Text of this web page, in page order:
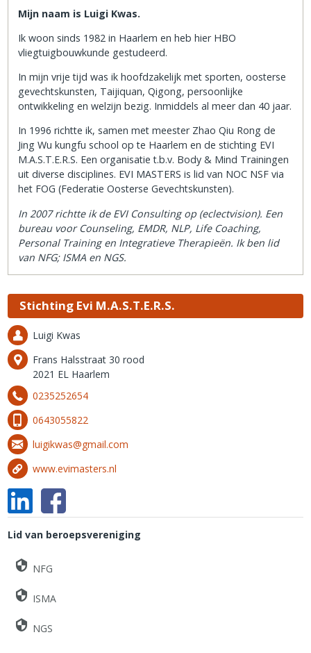
Mijn naam is Luigi Kwas.
Ik woon sinds 1982 in Haarlem en heb hier HBO
vliegtuigbouwkunde gestudeerd.
In mijn vrije tijd was ik hoofdzakelijk met sporten, oosterse
gevechtskunsten, Taijiquan, Qigong, persoonlijke
ontwikkeling en welzijn bezig. Inmiddels al meer dan 40 jaar.
In 1996 richtte ik, samen met meester Zhao Qiu Rong de
Jing Wu kungfu school op te Haarlem en de stichting EVI
M.A.S.T.E.R.S. Een organisatie t.b.v. Body & Mind Trainingen
uit diverse disciplines. EVI MASTERS is lid van NOC NSF via
het FOG (Federatie Oosterse Gevechtskunsten).
In 2007 richtte ik de EVI Consulting op (eclectvision). Een
bureau voor Counseling, EMDR, NLP, Life Coaching,
Personal Training en Integratieve Therapieën. Ik ben lid
van NFG; ISMA en NGS.
Stichting Evi M.A.S.T.E.R.S.
Luigi Kwas
Frans Halsstraat 30 rood
2021 EL Haarlem
0235252654
0643055822
luigikwas@gmail.com
www.evimasters.nl
Lid van beroepsvereniging
NFG
ISMA
NGS